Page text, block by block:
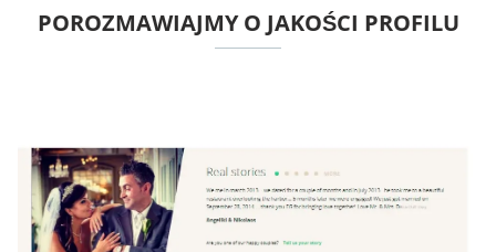
POROZMAWIAJMY O JAKOŚCI PROFILU